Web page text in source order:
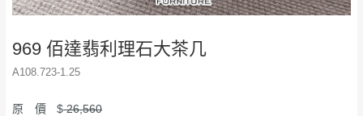
969 佰達翡利理石大茶几
A108.723-1.25
原 價 $26,560